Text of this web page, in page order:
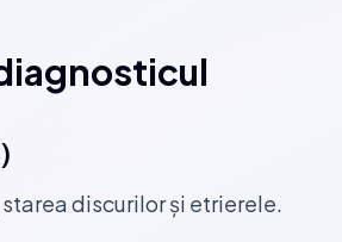
discurilor și etrierele.